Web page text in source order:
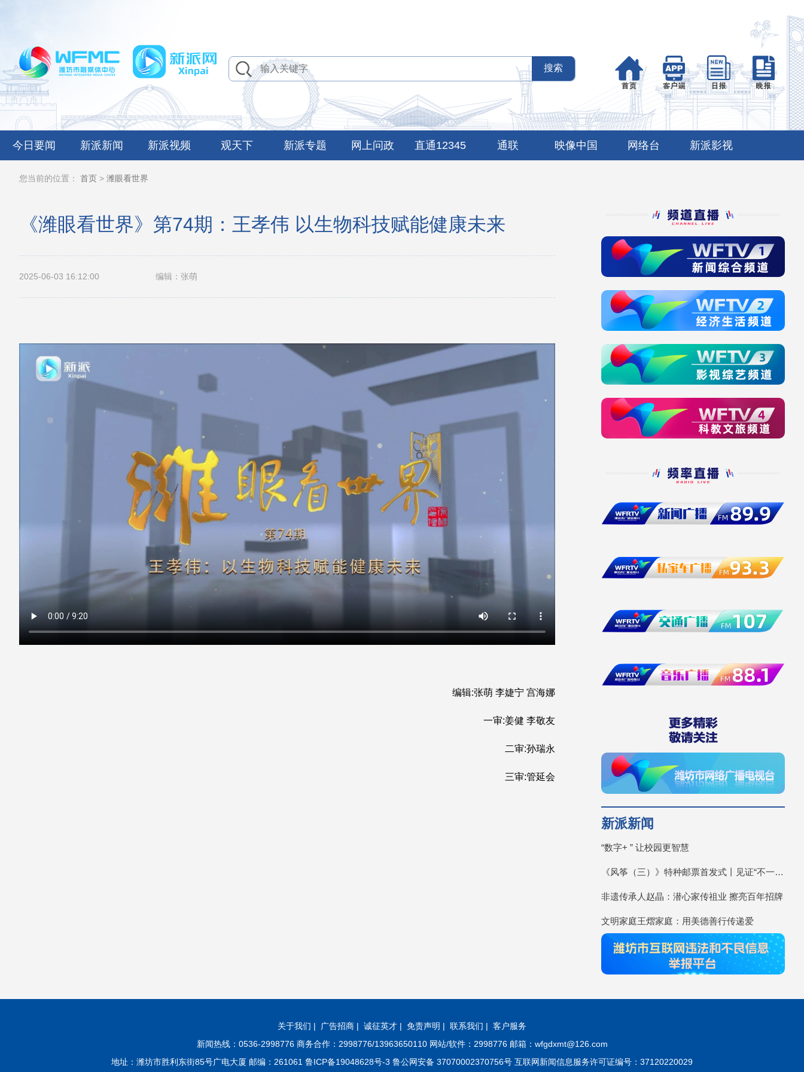
今日要闻 新派新闻 新派视频 观天下 新派专题 网上问政 直通12345 通联 映像中国 网络台 新派影视
您当前的位置： 首页 > 潍眼看世界
《潍眼看世界》第74期：王孝伟 以生物科技赋能健康未来
2025-06-03 16:12:00 编辑：张萌
编辑:张萌 李婕宁 宫海娜
一审:姜健 李敬友
二审:孙瑞永
三审:管延会
新派新闻
“数字+ ” 让校园更智慧
《风筝（三）》特种邮票首发式丨见证“不一YOUNG的潍坊”
非遗传承人赵晶：潜心家传祖业 擦亮百年招牌
文明家庭王熠家庭：用美德善行传递爱
关于我们 | 广告招商 | 诚征英才 | 免责声明 | 联系我们 | 客户服务
新闻热线：0536-2998776 商务合作：2998776/13963650110 网站/软件：2998776 邮箱：wfgdxmt@126.com
地址：潍坊市胜利东街85号广电大厦 邮编：261061 鲁ICP备19048628号-3 鲁公网安备 37070002370756号 互联网新闻信息服务许可证编号：37120220029